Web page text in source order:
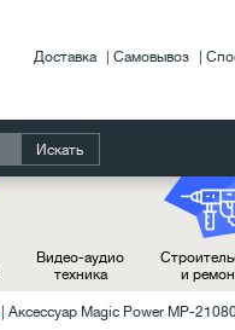
Доставка Самовывоз
Искать
Видео-аудио
техника
и
Аксессуар Magic Power MP-